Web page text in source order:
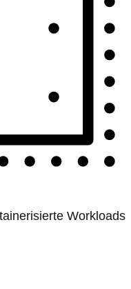
Workloads